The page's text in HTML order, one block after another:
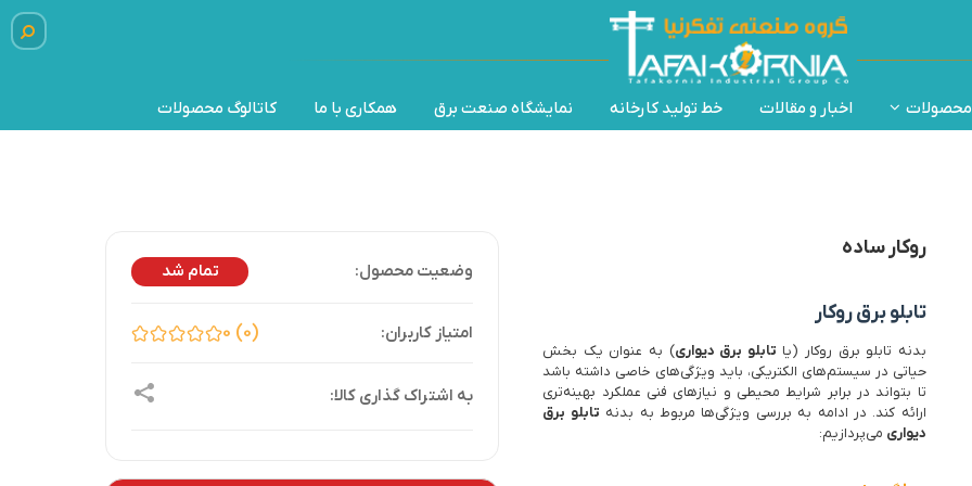
محصولات اخبار و مقالات خط تولید کارخانه نمایشگاه صنعت برق همکاری با ما کاتالوگ محصولات
روکار ساده
تابلو برق روکار
بدنه تابلو برق روکار (یا تابلو برق دیواری) به عنوان یک بخش
حیاتی در سیستم‌های الکتریکی، باید ویژگی‌های خاصی داشته باشد
تا بتواند در برابر شرایط محیطی و نیازهای فنی عملکرد بهینه‌تری
ارائه کند. در ادامه به بررسی ویژگی‌ها مربوط به بدنه تابلو برق
دیواری می‌پردازیم:
تمام شد
0 0